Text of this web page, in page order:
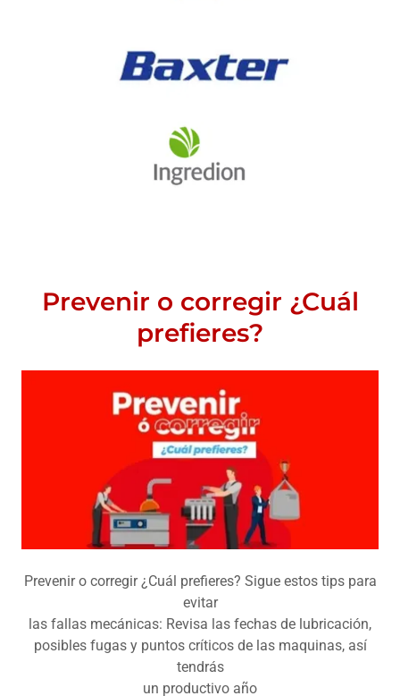
Prevenir o corregir ¿Cuál
prefieres?
Prevenir o corregir ¿Cuál prefieres? Sigue estos tips para
evitar
las fallas mecánicas: Revisa las fechas de lubricación,
posibles fugas y puntos críticos de las maquinas, así
tendrás
un productivo año